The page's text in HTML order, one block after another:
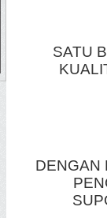
SATU
DENGAN